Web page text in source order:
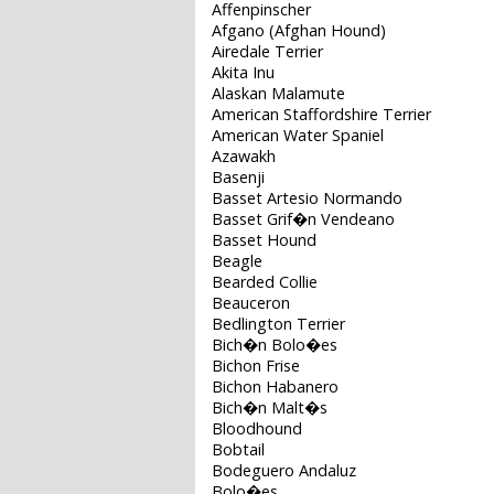
Affenpinscher
Afgano (Afghan Hound)
Airedale Terrier
Akita Inu
Alaskan Malamute
American Staffordshire Terrier
American Water Spaniel
Azawakh
Basenji
Basset Artesio Normando
Basset Grif�n Vendeano
Basset Hound
Beagle
Bearded Collie
Beauceron
Bedlington Terrier
Bich�n Bolo�es
Bichon Frise
Bichon Habanero
Bich�n Malt�s
Bloodhound
Bobtail
Bodeguero Andaluz